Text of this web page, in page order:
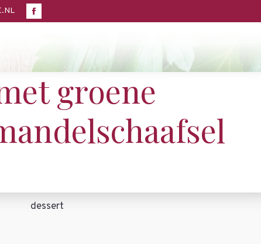
Facebook
in
new
windowgroene
dessert
in
new